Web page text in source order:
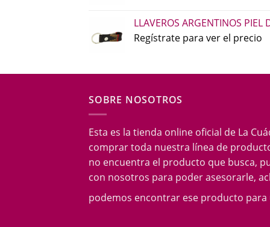
LLAVEROS ARGENTINOS PIEL
Regístrate para ver el precio
SOBRE NOSOTROS
Esta es la tienda online oficial de La
comprar toda nuestra línea de
no encuentra el producto que busca,
con nosotros para poder asesorarle,
podemos encontrar ese producto para